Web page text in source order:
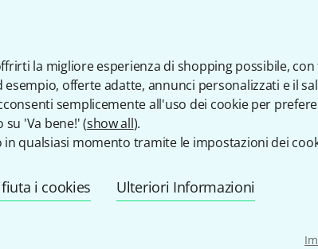
la migliore esperienza di shopping possibile,
esempio, offerte adatte, annunci personalizzati e il
semplicemente all'uso dei cookie per
'Va bene!' (show all).
in qualsiasi momento tramite le impostazioni dei
i cookies Ulteriori Informazioni
648 mm
Vintage